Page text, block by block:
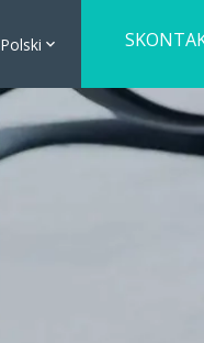
Polski
SIĘ Z